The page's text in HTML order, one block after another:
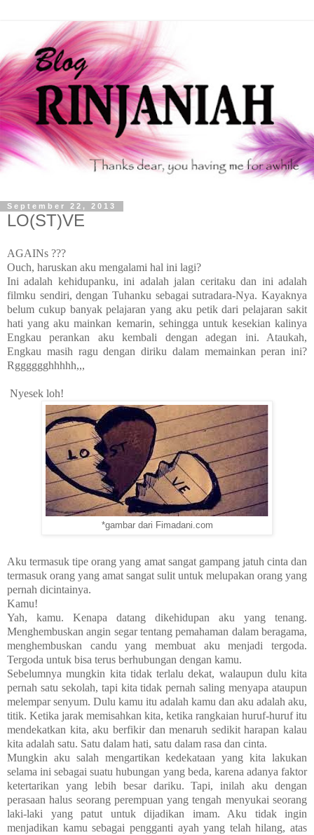
September 22, 2013
LO(ST)VE
AGAINs ???
Ouch, haruskan aku mengalami hal ini lagi?
Ini adalah kehidupanku, ini adalah jalan ceritaku dan ini adalah
filmku sendiri, dengan Tuhanku sebagai sutradara-Nya. Kayaknya
belum cukup banyak pelajaran yang aku petik dari pelajaran sakit
hati yang aku mainkan kemarin, sehingga untuk kesekian kalinya
Engkau perankan aku kembali dengan adegan ini. Ataukah,
Engkau masih ragu dengan diriku dalam memainkan peran ini?
Rgggggghhhhh,,,
Nyesek loh!
*gambar dari Fimadani.com
Aku termasuk tipe orang yang amat sangat gampang jatuh cinta dan
termasuk orang yang amat sangat sulit untuk melupakan orang yang
pernah dicintainya.
Kamu!
Yah, kamu. Kenapa datang dikehidupan aku yang tenang.
Menghembuskan angin segar tentang pemahaman dalam beragama,
menghembuskan candu yang membuat aku menjadi tergoda.
Tergoda untuk bisa terus berhubungan dengan kamu.
Sebelumnya mungkin kita tidak terlalu dekat, walaupun dulu kita
pernah satu sekolah, tapi kita tidak pernah saling menyapa ataupun
melempar senyum. Dulu kamu itu adalah kamu dan aku adalah aku,
titik. Ketika jarak memisahkan kita, ketika rangkaian huruf-huruf itu
mendekatkan kita, aku berfikir dan menaruh sedikit harapan kalau
kita adalah satu. Satu dalam hati, satu dalam rasa dan cinta.
Mungkin aku salah mengartikan kedekataan yang kita lakukan
selama ini sebagai suatu hubungan yang beda, karena adanya faktor
ketertarikan yang lebih besar dariku. Tapi, inilah aku dengan
perasaan halus seorang perempuan yang tengah menyukai seorang
laki-laki yang patut untuk dijadikan imam. Aku tidak ingin
menjadikan kamu sebagai pengganti ayah yang telah hilang, atas